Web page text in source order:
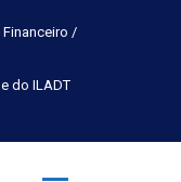
/
do ILADT